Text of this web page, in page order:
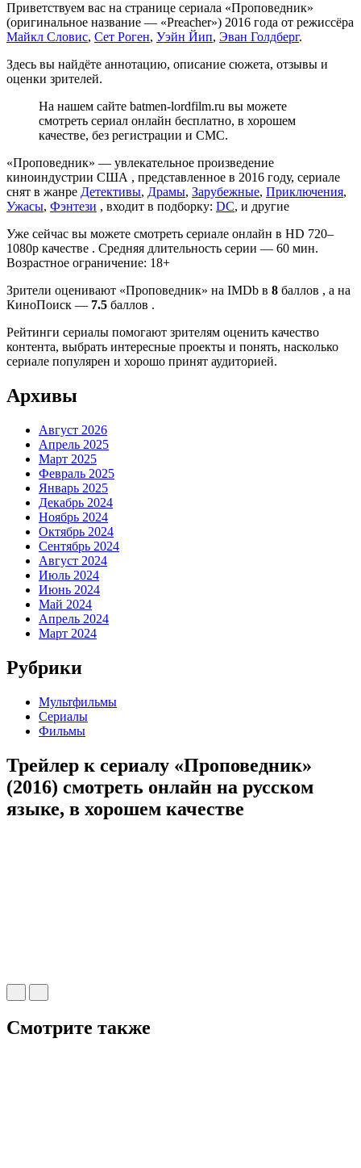
Приветствуем вас на странице сериала «Проповедник»
(оригинальное название — «Preacher») 2016 года от режиссёра
Майкл Словис, Сет Роген, Уэйн Йип, Эван Голдберг.
Здесь вы найдёте аннотацию, описание сюжета, отзывы и
оценки зрителей.
На нашем сайте batmen-lordfilm.ru вы можете
смотреть сериал онлайн бесплатно, в хорошем
качестве, без регистрации и СМС.
«Проповедник» — увлекательное произведение
киноиндустрии США , представленное в 2016 году, сериале
снят в жанре Детективы, Драмы, Зарубежные, Приключения,
Ужасы, Фэнтези , входит в подборку: DC, и другие
Уже сейчас вы можете смотреть сериале онлайн в HD 720–
1080p качестве . Средняя длительность серии — 60 мин.
Возрастное ограничение: 18+
Зрители оценивают «Проповедник» на IMDb в 8 баллов , а на
КиноПоиск — 7.5 баллов .
Рейтинги сериалы помогают зрителям оценить качество
контента, выбрать интересные проекты и понять, насколько
сериале популярен и хорошо принят аудиторией.
Архивы
Август 2026
Апрель 2025
Март 2025
Февраль 2025
Январь 2025
Декабрь 2024
Ноябрь 2024
Октябрь 2024
Сентябрь 2024
Август 2024
Июль 2024
Июнь 2024
Май 2024
Апрель 2024
Март 2024
Рубрики
Мультфильмы
Сериалы
Фильмы
Трейлер к сериалу «Проповедник»
(2016) cмотреть онлайн на русском
языке, в хорошем качестве
Смотрите также